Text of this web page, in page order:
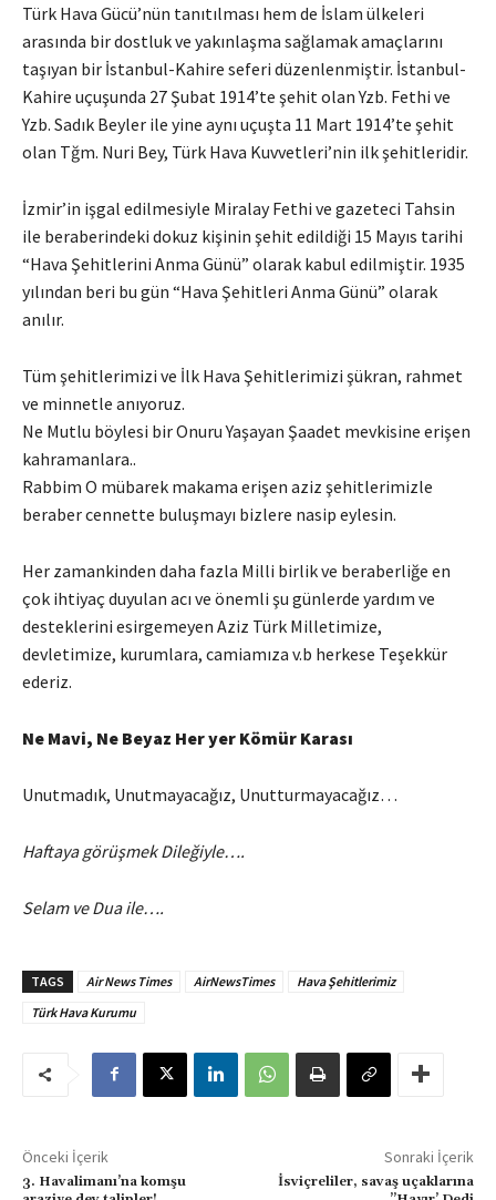
Türk Hava Gücü’nün tanıtılması hem de İslam ülkeleri
arasında bir dostluk ve yakınlaşma sağlamak amaçlarını
taşıyan bir İstanbul-Kahire seferi düzenlenmiştir. İstanbul-
Kahire uçuşunda 27 Şubat 1914’te şehit olan Yzb. Fethi ve
Yzb. Sadık Beyler ile yine aynı uçuşta 11 Mart 1914’te şehit
olan Tğm. Nuri Bey, Türk Hava Kuvvetleri’nin ilk şehitleridir.
İzmir’in işgal edilmesiyle Miralay Fethi ve gazeteci Tahsin
ile beraberindeki dokuz kişinin şehit edildiği 15 Mayıs tarihi
“Hava Şehitlerini Anma Günü” olarak kabul edilmiştir. 1935
yılından beri bu gün “Hava Şehitleri Anma Günü” olarak
anılır.
Tüm şehitlerimizi ve İlk Hava Şehitlerimizi şükran, rahmet
ve minnetle anıyoruz.
Ne Mutlu böylesi bir Onuru Yaşayan Şaadet mevkisine erişen
kahramanlara..
Rabbim O mübarek makama erişen aziz şehitlerimizle
beraber cennette buluşmayı bizlere nasip eylesin.
Her zamankinden daha fazla Milli birlik ve beraberliğe en
çok ihtiyaç duyulan acı ve önemli şu günlerde yardım ve
desteklerini esirgemeyen Aziz Türk Milletimize,
devletimize, kurumlara, camiamıza v.b herkese Teşekkür
ederiz.
Ne Mavi, Ne Beyaz Her yer Kömür Karası
Unutmadık, Unutmayacağız, Unutturmayacağız…
Haftaya görüşmek Dileğiyle….
Selam ve Dua ile….
TAGS Air News Times AirNewsTimes
Hava Şehitlerimiz
Türk Hava Kurumu
Önceki İçerik
3. Havalimanı’na komşu
Sonraki İçerik
İsviçreliler, savaş uçaklarına